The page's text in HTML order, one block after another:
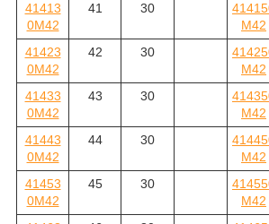
41413
0M42
41 30
M42
41423
0M42
42 30
M42
41433
0M42
43 30
M42
41443
0M42
44 30
M42
41453
0M42
45 30
M42